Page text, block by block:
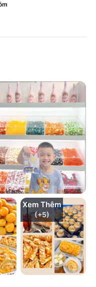
Xem Thêm
(+5)